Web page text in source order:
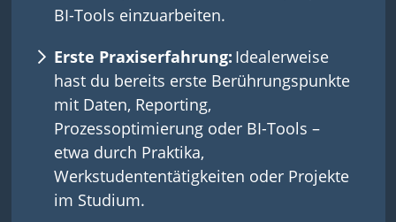
BI-Tools einzuarbeiten.
Erste Praxiserfahrung: Idealerweise
hast du bereits erste Berührungspunkte
mit Daten, Reporting,
Prozessoptimierung oder BI-Tools –
etwa durch Praktika,
Werkstudententätigkeiten oder Projekte
im Studium.